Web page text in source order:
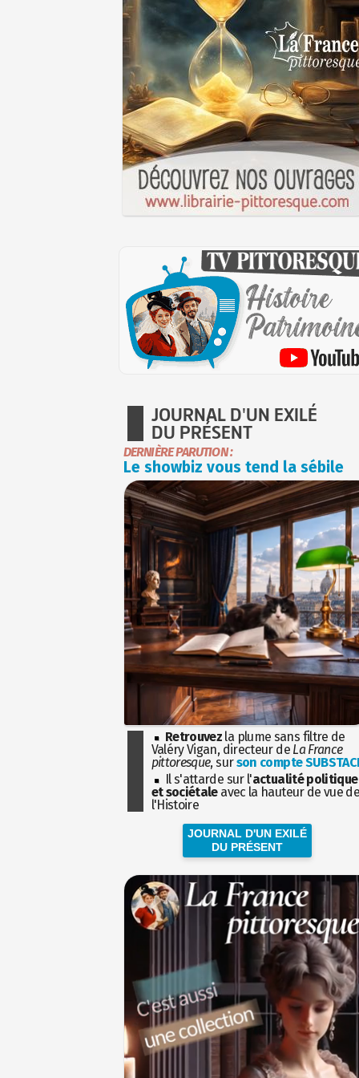
JOURNAL D'UN EXILÉ
DU PRÉSENT
DERNIÈRE PARUTION :
Le showbiz vous tend la sébile
Retrouvez la plume sans filtre de
Valéry Vigan, directeur de La France
pittoresque, surson compte
Il s'attarde sur l'actualité politique
et sociétaleavec la hauteur de vue
l'Histoire
JOURNAL D'UN EXILÉ
DU PRÉSENT